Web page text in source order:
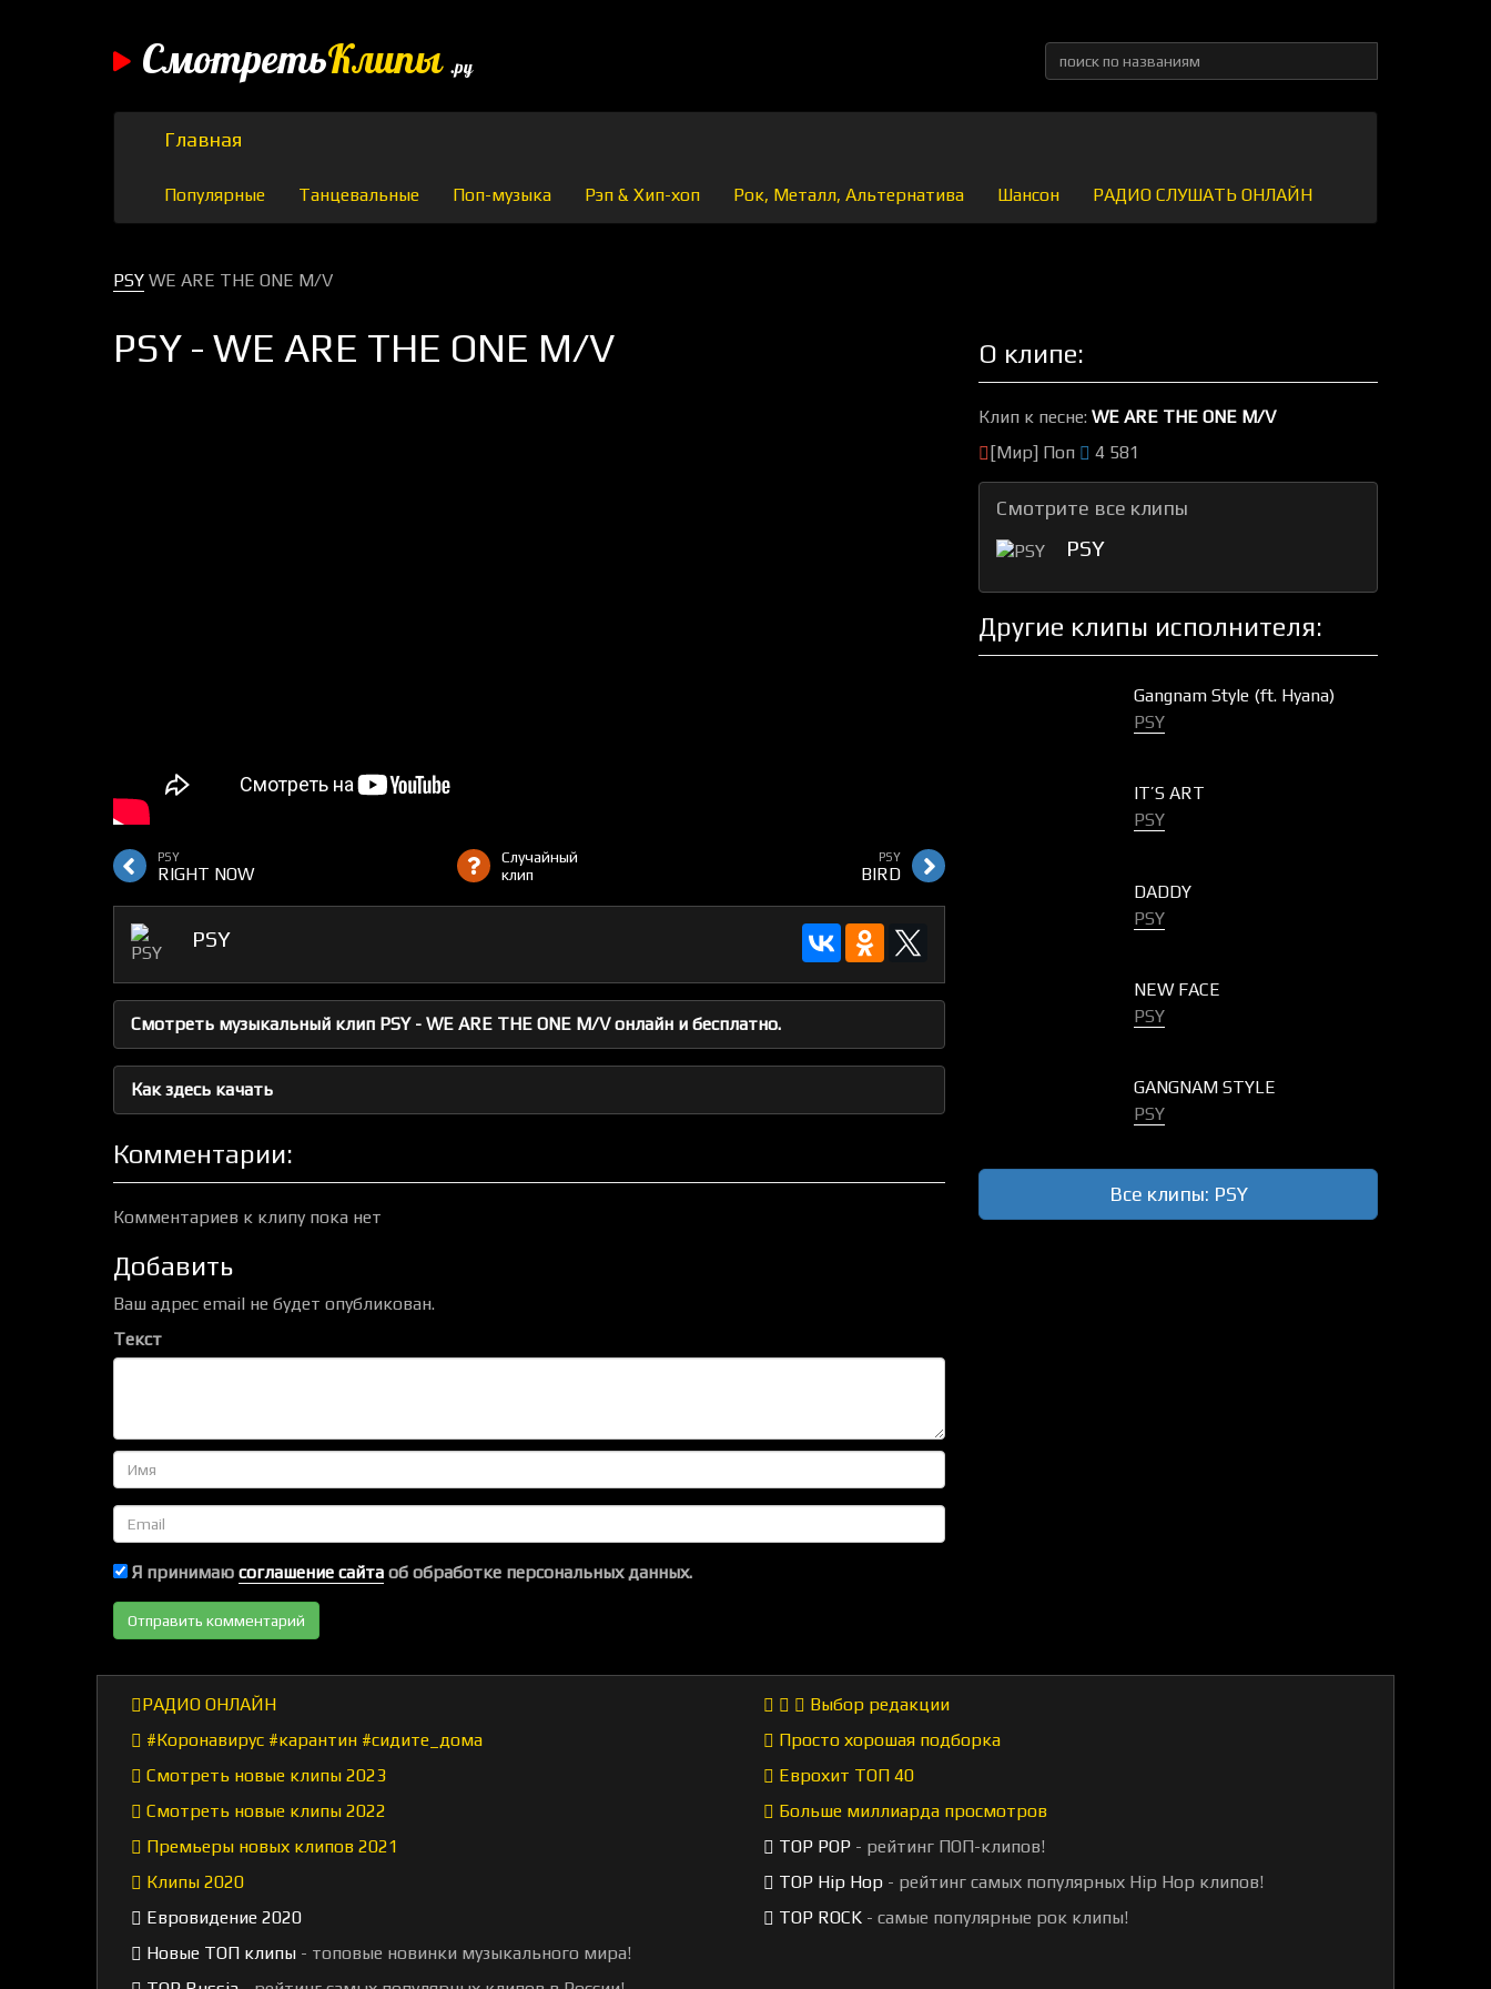
СмотретьКлипы .ру
Главная
Популярные Танцевальные Поп-музыка Рэп & Хип-хоп Рок, Металл, Альтернатива Шансон РАДИО СЛУШАТЬ ОНЛАЙН
PSY WE ARE THE ONE M/V
PSY - WE ARE THE ONE M/V
PSY
RIGHT NOW
Случайный
клип
PSY
BIRD
PSY
Смотреть музыкальный клип PSY - WE ARE THE ONE M/V онлайн и бесплатно.
Как здесь качать
Комментарии:
Комментариев к клипу пока нет
Добавить
Ваш адрес email не будет опубликован.
Текст
Имя
Email
Я принимаю соглашение сайта об обработке персональных данных.
О клипе:
Клип к песне: WE ARE THE ONE M/V
[Мир] Поп
4 581
Смотрите все клипы
PSY
Другие клипы исполнителя:
Gangnam Style (ft. Hyana)
PSY
IT’S ART
PSY
DADDY
PSY
NEW FACE
PSY
GANGNAM STYLE
PSY
Все клипы: PSY
РАДИО ОНЛАЙН
#Коронавирус #карантин #сидите_дома
Смотреть новые клипы 2023
Смотреть новые клипы 2022
Премьеры новых клипов 2021
Клипы 2020
Евровидение 2020
Новые ТОП клипы - топовые новинки музыкального мира!
Выбор редакции
Просто хорошая подборка
Еврохит ТОП 40
Больше миллиарда просмотров
TOP POP - рейтинг ПОП-клипов!
TOP Hip Hop - рейтинг самых популярных Hip Hop клипов!
TOP ROCK - самые популярные рок клипы!